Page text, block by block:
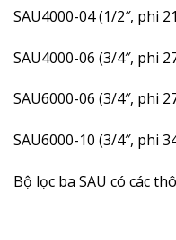
SAU4000-04 (1/2″, phi
SAU4000-06 (3/4″, phi
SAU6000-06 (3/4″, phi
SAU6000-10 (3/4″, phi
Bộ lọc ba SAU có các